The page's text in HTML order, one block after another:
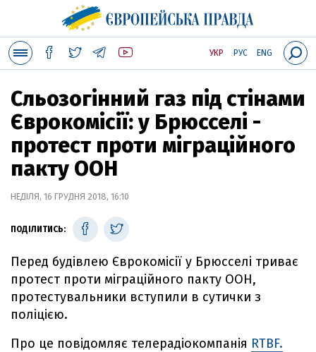
УКР РУС ENG
Сльозогінний газ під стінами
Єврокомісії: у Брюсселі -
протест проти міграційного
пакту ООН
НЕДІЛЯ, 16 ГРУДНЯ 2018, 16:10
ПОДІЛИТИСЬ:
Перед будівлею Єврокомісії у Брюсселі триває
протест проти міграційного пакту ООН,
протестувальники вступили в сутички з
поліцією.
Про це повідомляє телерадіокомпанія RTBF.